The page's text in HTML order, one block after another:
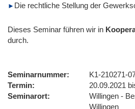
Die rechtliche Stellung der
Dieses Seminar führen wir in
durch.
Seminarnummer
K1-210271-
Termin
20.09.2021
Seminarort
Willingen -
Willingen